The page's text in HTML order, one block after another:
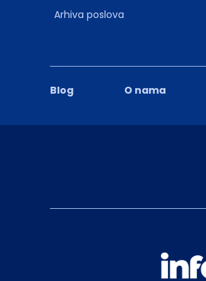
Blog O nama
Arhiva poslova